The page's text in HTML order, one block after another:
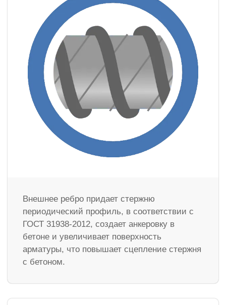
Внешнее ребро придает стержню
периодический профиль, в соответствии с
ГОСТ 31938-2012, создает анкеровку в
бетоне и увеличивает поверхность
арматуры, что повышает сцепление стержня
с бетоном.